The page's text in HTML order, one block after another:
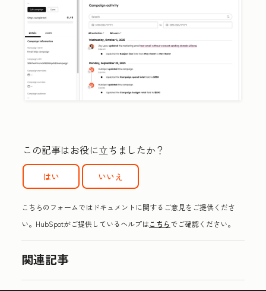
この記事はお役に立ちましたか？
はい いいえ
こちらのフォームではドキュメントに関するご意見をご提供くださ
い。HubSpotがご提供しているヘルプはこちらでご確認ください。
関連記事